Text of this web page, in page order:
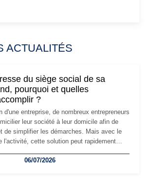
ACTUALITÉS
du siège social de sa
pourquoi et quelles
?
d'une entreprise, de nombreux entrepreneurs
leur société à leur domicile afin de
de simplifier les démarches. Mais avec le
l'activité, cette solution peut rapidement
image de marque… Le
06/07/2026